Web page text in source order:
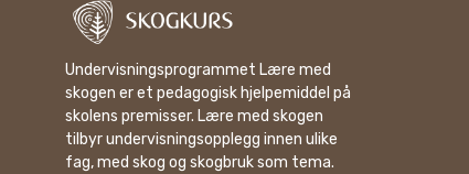
Undervisningsprogrammet Lære med
skogen er et pedagogisk hjelpemiddel på
skolens premisser. Lære med skogen
tilbyr undervisningsopplegg innen ulike
fag, med skog og skogbruk som tema.